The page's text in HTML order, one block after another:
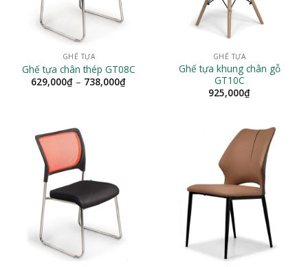
GHẾ TỰA
Ghế tựa chân thép GT08C
629,000₫ – 738,000₫Khoảng
GHẾ TỰA
Ghế tựa khung chân gỗ
GT10C
925,000₫